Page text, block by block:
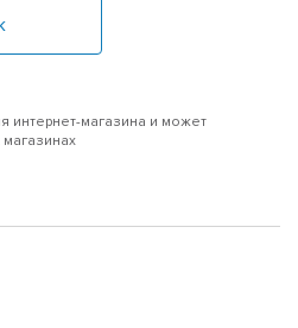
интернет-магазина и может
магазинах